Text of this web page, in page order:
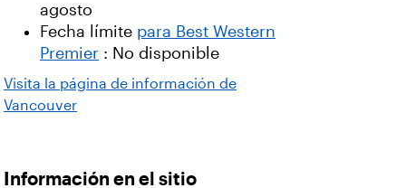
agosto
Fecha límite para Best Western
Premier : No disponible
Visita la página de información de
Vancouver
Información en el sitio